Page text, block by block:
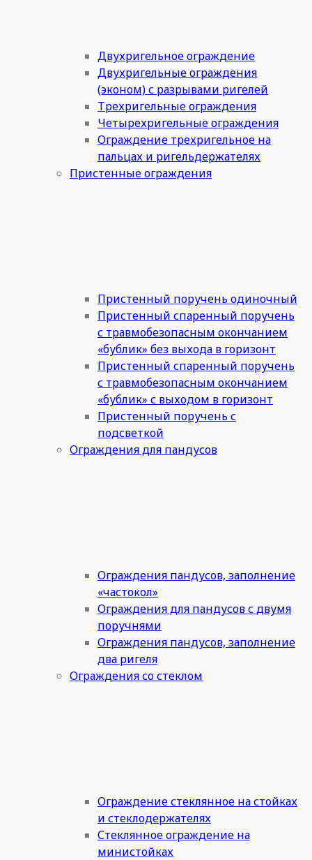
Двухригельное ограждение
Двухригельные ограждения
(эконом) с разрывами ригелей
Трехригельные ограждения
Четырехригельные ограждения
Ограждение трехригельное на
пальцах и ригельдержателях
Пристенные ограждения
Пристенный поручень одиночный
Пристенный спаренный поручень
с травмобезопасным окончанием
«бублик» без выхода в горизонт
Пристенный спаренный поручень
с травмобезопасным окончанием
«бублик» с выходом в горизонт
Пристенный поручень с
подсветкой
Ограждения для пандусов
Ограждения пандусов, заполнение
«частокол»
Ограждения для пандусов с двумя
поручнями
Ограждения пандусов, заполнение
два ригеля
Ограждения со стеклом
Ограждение стеклянное на стойках
и стеклодержателях
Стеклянное ограждение на
министойках